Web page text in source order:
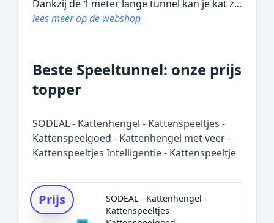
Dankzij de 1 meter lange tunnel kan je kat z...
lees meer op de webshop
Beste Speeltunnel: onze prijs
topper
SODEAL - Kattenhengel - Kattenspeeltjes -
Kattenspeelgoed - Kattenhengel met veer -
Kattenspeeltjes Intelligentie - Kattenspeeltje
Prijs
SODEAL - Kattenhengel -
Kattenspeeltjes -